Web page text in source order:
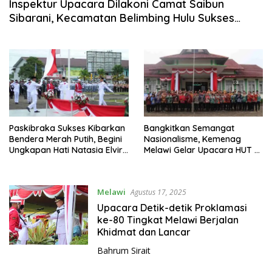
Inspektur Upacara Dilakoni Camat Saibun
Sibarani, Kecamatan Belimbing Hulu Sukses
Paskibraka Sukses Kibarkan
Bendera Merah Putih, Begini
Ungkapan Hati Natasia Elvira
Bangkitkan Semangat
Nasionalisme, Kemenag
Melawi Gelar Upacara HUT RI
Melawi Agustus 17, 2025
Upacara Detik-detik Proklamasi
ke-80 Tingkat Melawi Berjalan
Khidmat dan Lancar
Bahrum Sirait